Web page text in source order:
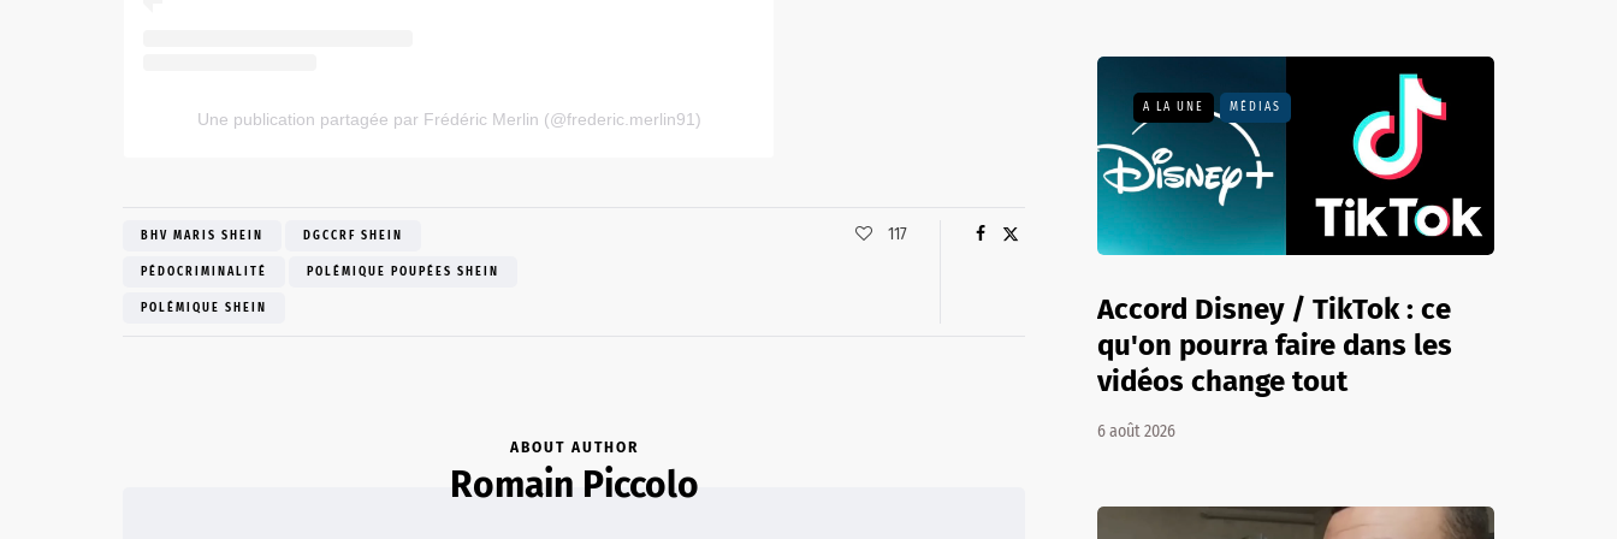
Une publication partagée par Frédéric Merlin (@frederic.merlin91)
BHV MARIS SHEIN DGCCRF SHEIN
PÉDOCRIMINALITÉ POLÉMIQUE POUPÉES SHEIN
POLÉMIQUE SHEIN
117
ABOUT AUTHOR
Romain Piccolo
A LA UNE MÉDIAS
Accord Disney / TikTok : ce
qu'on pourra faire dans les
vidéos change tout
6 août 2026